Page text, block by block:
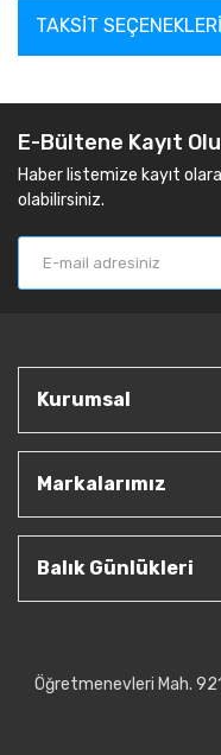
TAKSIT SEÇENEKLERI
E-Bültene Kayıt
Haber listemize kayıt
olabilirsiniz.
Kurumsal
Markalarımız
Balık Günlükleri
Öğretmenevleri Mah.